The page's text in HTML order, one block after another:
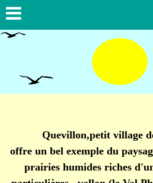
Quevillon,petit village
offre un bel exemple du
prairies humides riches